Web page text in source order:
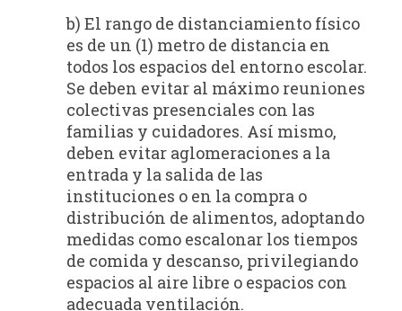
b) El rango de distanciamiento físico
es de un (1) metro de distancia en
todos los espacios del entorno escolar.
Se deben evitar al máximo reuniones
colectivas presenciales con las
familias y cuidadores. Así mismo,
deben evitar aglomeraciones a la
entrada y la salida de las
instituciones o en la compra o
distribución de alimentos, adoptando
medidas como escalonar los tiempos
de comida y descanso, privilegiando
espacios al aire libre o espacios con
adecuada ventilación.